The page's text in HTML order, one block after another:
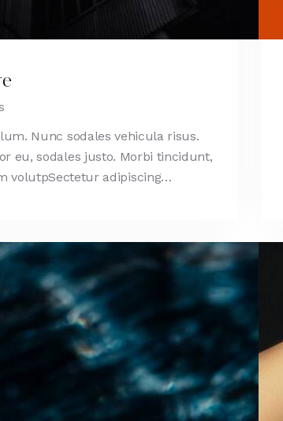
Nunc sodales vehicula risus.
eu, sodales justo. Morbi tincidunt,
volutpSectetur adipiscing…